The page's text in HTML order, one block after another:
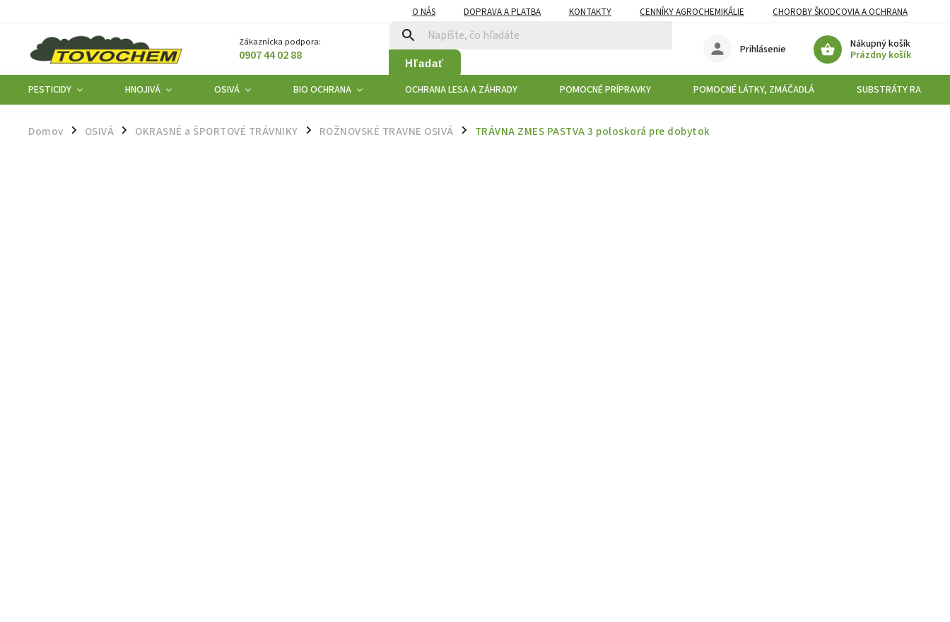
O NÁS DOPRAVA A PLATBA KONTAKTY CENNÍKY AGROCHEMIKÁLIE CHOROBY ŠKODCOVIA A OCHRANA
Zákaznícka podpora:
0907 44 02 88 Hľadať
Nákupný košík
Prázdny košík
Prihlásenie
PESTICIDY HNOJIVÁ OSIVÁ BIO OCHRANA OCHRANA LESA A ZÁHRADY POMOCNÉ PRÍPRAVKY POMOCNÉ LÁTKY, ZMÁČADLÁ SUBSTRÁTY
Domov / OSIVÁ / OKRASNÉ a ŠPORTOVÉ TRÁVNIKY / ROŽNOVSKÉ TRAVNE OSIVÁ / TRÁVNA ZMES PASTVA 3 poloskorá pre dobytok